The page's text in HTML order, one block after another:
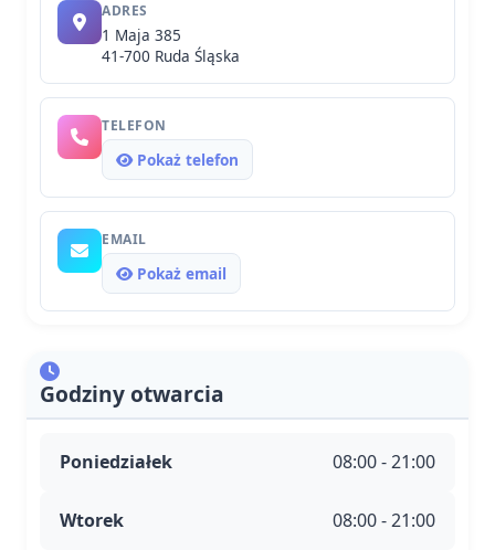
ADRES
1 Maja 385
41-700 Ruda Śląska
TELEFON
Pokaż telefon
EMAIL
Pokaż email
Godziny otwarcia
Poniedziałek 08:00 - 21:00
Wtorek 08:00 - 21:00